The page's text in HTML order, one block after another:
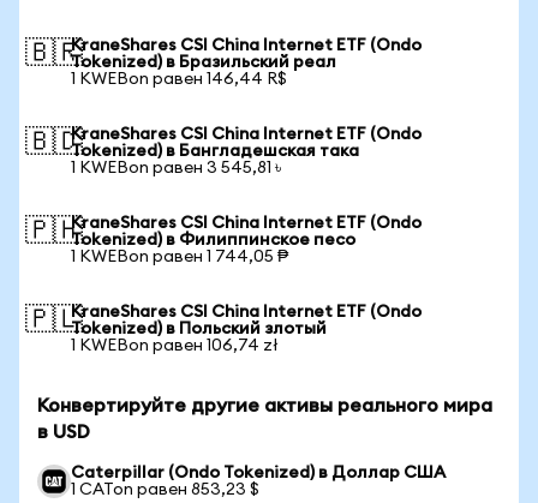
🇧🇷KraneShares CSI China Internet ETF (Ondo
Tokenized) в Бразильский реал
1 KWEBon равен 146,44 R$
🇧🇩KraneShares CSI China Internet ETF (Ondo
Tokenized) в Бангладешская така
1 KWEBon равен 3 545,81 ৳
🇵🇭KraneShares CSI China Internet ETF (Ondo
Tokenized) в Филиппинское песо
1 KWEBon равен 1 744,05 ₱
🇵🇱KraneShares CSI China Internet ETF (Ondo
Tokenized) в Польский злотый
1 KWEBon равен 106,74 zł
Конвертируйте другие активы реального мира
в USD
Caterpillar (Ondo Tokenized) в Доллар США
1 CATon равен 853,23 $